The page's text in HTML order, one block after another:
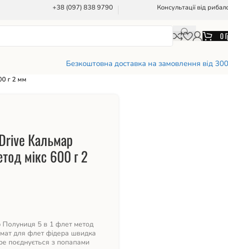
+38 (097) 838 9790 Консультації від
0
Безкоштовна доставка на замовлення від
г 2 мм
Кальмар
мікс 600 г 2
Полуниця 5 в 1 флет метод
для флет фідера швидка
поєднується з попапами